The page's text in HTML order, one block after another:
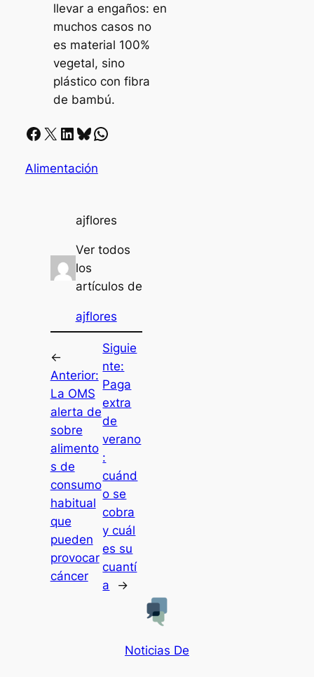
llevar a engaños: en
muchos casos no
es material 100%
vegetal, sino
plástico con fibra
de bambú.
Facebook X LinkedIn Bluesky Whatsapp
Alimentación
ajflores
Ver todos
los
artículos de
ajflores
←
Anterior:
La OMS
alerta de
sobre
alimento
s de
consumo
habitual
que
pueden
provocar
cáncer
Siguie
nte:
Paga
extra
de
verano
:
cuánd
o se
cobra
y cuál
es su
cuantí
a
→
Noticias De